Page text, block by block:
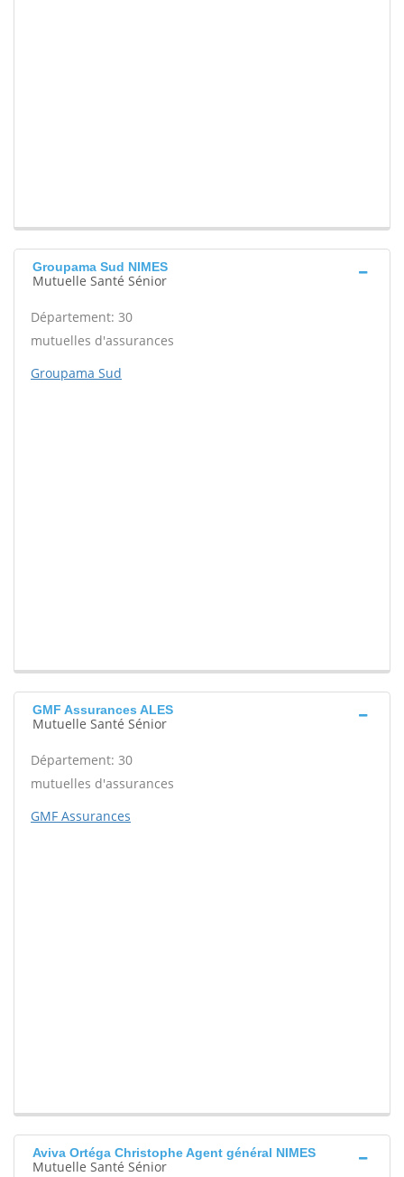
Groupama Sud NIMES
Mutuelle Santé Sénior
Département: 30
mutuelles d'assurances
Groupama Sud
GMF Assurances ALES
Mutuelle Santé Sénior
Département: 30
mutuelles d'assurances
GMF Assurances
Aviva Ortéga Christophe Agent général NIMES
Mutuelle Santé Sénior